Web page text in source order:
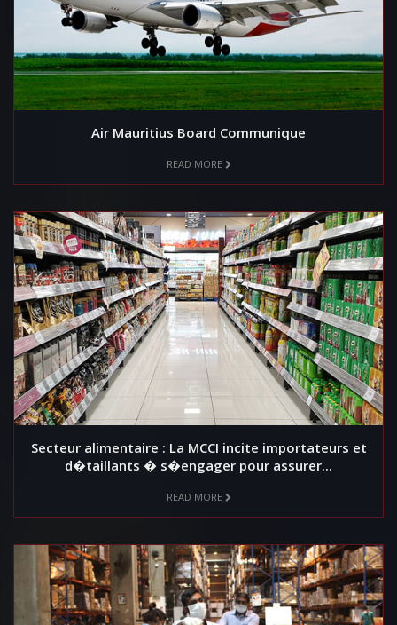
Air Mauritius Board Communique
READ MORE
Secteur alimentaire : La MCCI incite importateurs et
d�taillants � s�engager pour assurer...
READ MORE